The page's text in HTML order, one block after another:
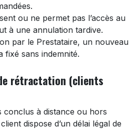
ou ne permet pas l’accès au
à une annulation tardive.
par le Prestataire, un nouveau
fixé sans indemnité.
rétractation (clients
conclus à distance ou hors
dispose d’un délai légal de